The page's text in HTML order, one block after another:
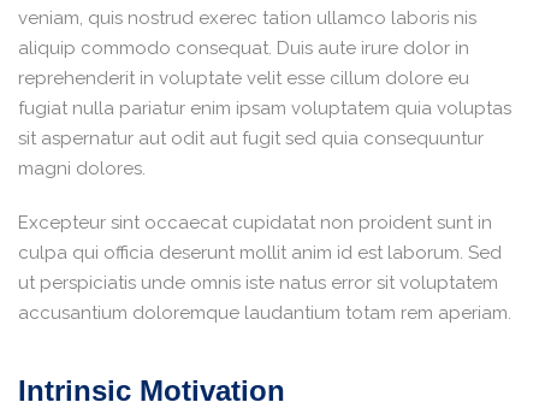
veniam, quis nostrud exerec tation ullamco laboris nis
aliquip commodo consequat. Duis aute irure dolor in
reprehenderit in voluptate velit esse cillum dolore eu
fugiat nulla pariatur enim ipsam voluptatem quia voluptas
sit aspernatur aut odit aut fugit sed quia consequuntur
magni dolores.
Excepteur sint occaecat cupidatat non proident sunt in
culpa qui officia deserunt mollit anim id est laborum. Sed
ut perspiciatis unde omnis iste natus error sit voluptatem
accusantium doloremque laudantium totam rem aperiam.
Intrinsic Motivation